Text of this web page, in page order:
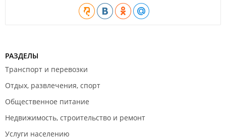
РАЗДЕЛЫ
Транспорт и перевозки
Отдых, развлечения, спорт
Общественное питание
Недвижимость, строительство и ремонт
Услуги населению